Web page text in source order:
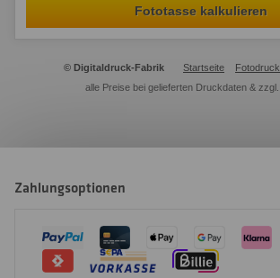
Fototasse kalkulieren
© Digitaldruck-Fabrik Startseite Fotodruck
alle Preise bei gelieferten Druckdaten & zzgl.
Zahlungsoptionen